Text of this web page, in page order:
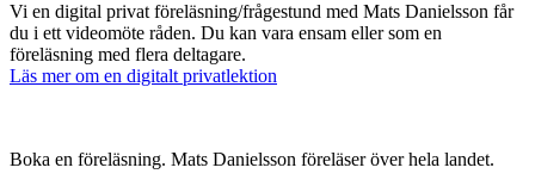
Vi en digital privat föreläsning/frågestund med Mats Danielsson får
du i ett videomöte råden. Du kan vara ensam eller som en
föreläsning med flera deltagare.
Läs mer om en digitalt privatlektion
Boka en föreläsning. Mats Danielsson föreläser över hela landet.